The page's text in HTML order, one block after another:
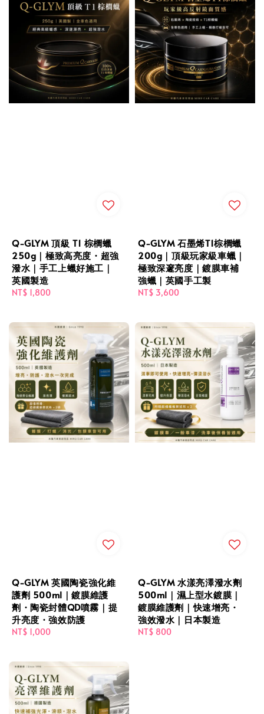
Q-GLYM 頂級 T1 棕櫚蠟
250g｜極致高亮度・超強
潑水｜手工上蠟好施工｜
英國製造
Regular
NT$ 1,800
Q-GLYM 石墨烯T1棕櫚蠟
200g｜頂級玩家級車蠟｜
極致深邃亮度｜鍍膜車補
強蠟｜英國手工製
Regular
NT$ 3,600
Q-GLYM 英國陶瓷強化維
護劑 500ml｜鍍膜維護
劑・陶瓷封體QD噴霧｜提
升亮度・強效防護
Regular
NT$ 1,000
Q-GLYM 水漾亮澤潑水劑
500ml｜濕上型水鍍膜｜
鍍膜維護劑｜快速增亮・
強效潑水｜日本製造
Regular
NT$ 800